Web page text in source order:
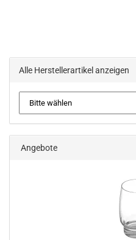
Alle Herstellerartikel anzeigen
Angebote